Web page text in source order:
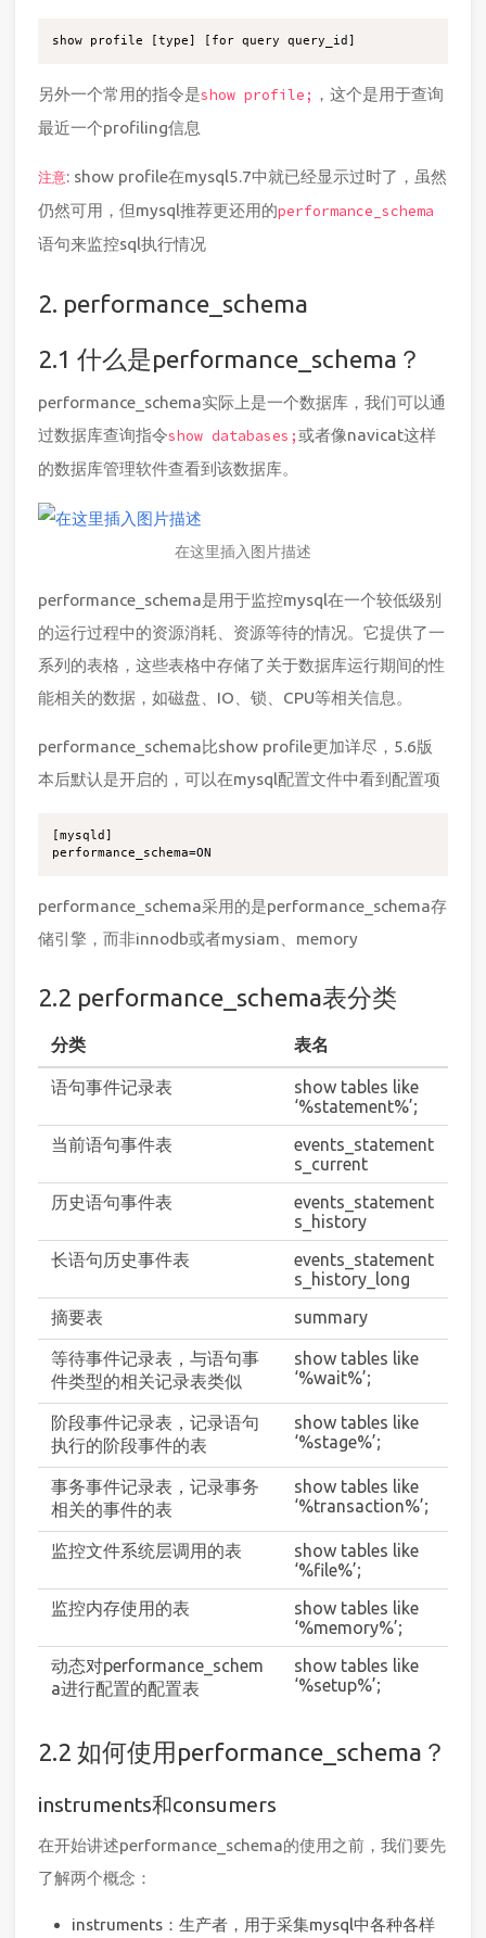
另外一个常用的指令是show profile; ，这个是用于查询
最近一个profiling信息
注意: show profile在mysql5.7中就已经显示过时了，虽然
仍然可用，但mysql推荐更还用的performance_schema
语句来监控sql执行情况
2. performance_schema
2.1 什么是performance_schema？
performance_schema实际上是一个数据库，我们可以通
过数据库查询指令show databases;或者像navicat这样
的数据库管理软件查看到该数据库。
在这里插入图片描述
performance_schema是用于监控mysql在一个较低级别
的运行过程中的资源消耗、资源等待的情况。它提供了一
系列的表格，这些表格中存储了关于数据库运行期间的性
能相关的数据，如磁盘、IO、锁、CPU等相关信息。
performance_schema比show profile更加详尽，5.6版
本后默认是开启的，可以在mysql配置文件中看到配置项
[mysqld]
performance_schema采用的是performance_schema存
储引擎，而非innodb或者mysiam、memory
2.2 performance_schema表分类
分类 表名
语句事件记录表
show tables like
‘%statement%’;
当前语句事件表
events_statement
s_current
历史语句事件表
events_statement
s_history
长语句历史事件表
events_statement
s_history_long
摘要表
summary
等待事件记录表，与语句事
件类型的相关记录表类似
show tables like
‘%wait%’;
阶段事件记录表，记录语句
执行的阶段事件的表
show tables like
‘%stage%’;
事务事件记录表，记录事务
相关的事件的表
show tables like
‘%transaction%’;
监控文件系统层调用的表
show tables like
‘%file%’;
监控内存使用的表
show tables like
‘%memory%’;
动态对performance_schem
a进行配置的配置表
show tables like
‘%setup%’;
2.2 如何使用performance_schema？
instruments和consumers
在开始讲述performance_schema的使用之前，我们要先
了解两个概念：
instruments：生产者，用于采集mysql中各种各样